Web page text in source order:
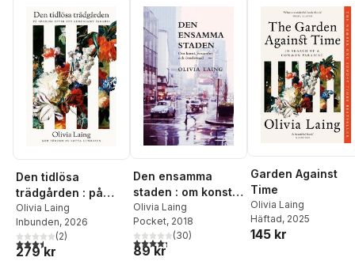
Den tidlösa
trädgården : på
spaning efter ett
gemensamt paradis
Olivia Laing
Inbunden, 2026
3,5utav 5 stjärnor. Totalt antal röster:
(2)
279 kr
Den ensamma
staden : om konst,
ensamhet och
överlevnad
Olivia Laing
Pocket, 2018
4,3utav 5 stjärnor. Totalt antal röster:
(30)
89 kr
Garden Against
Time
Olivia Laing
Häftad, 2025
145 kr